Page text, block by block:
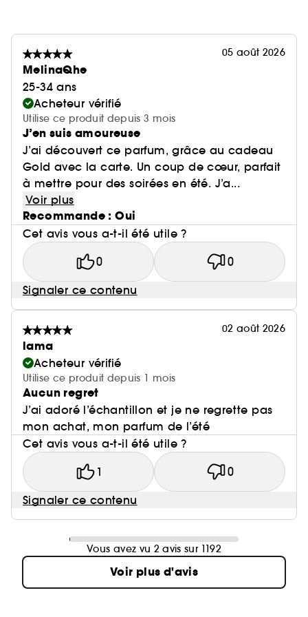
05 août 2026
MelinaQhe
25-34 ans
Acheteur vérifié
Utilise ce produit depuis 3 mois
J’en suis amoureuse
J’ai découvert ce parfum, grâce au cadeau
Gold avec la carte. Un coup de cœur, parfait
à mettre pour des soirées en été. J’a...
Voir plus
Recommande : Oui
Cet avis vous a-t-il été utile ?
0 0
Signaler ce contenu
02 août 2026
lama
Acheteur vérifié
Utilise ce produit depuis 1 mois
Aucun regret
J’ai adoré l’échantillon et je ne regrette pas
mon achat, mon parfum de l’été
Cet avis vous a-t-il été utile ?
1 0
Signaler ce contenu
Vous avez vu 2 avis sur 1192
Voir plus d'avis